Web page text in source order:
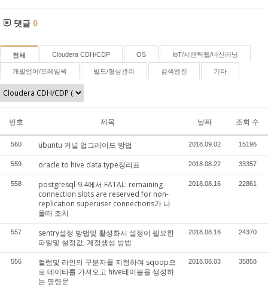
댓글 0
전체 Cloudera CDH/CDP OS IoT/시맨틱웹/머신러닝
개발언어/프레임웍 빌드/형상관리 검색엔진 기타
번호 제목 날짜 조회 수
560 ubuntu 커널 업그레이드 방법 2018.09.02 15196
559 oracle to hive data type정리표 2018.08.22 33357
558
postgresql-9.4에서 FATAL: remaining
connection slots are reserved for non-
replication superuser connections가 나
올때 조치
2018.08.16 22861
557
sentry설정 방법및 활성화시 설정이 필요한
파일및 설정값, 계정생성 방법
2018.08.16 24370
556
컬럼및 라인의 구분자를 지정하여 sqoop으
로 데이타를 가져오고 hive테이블을 생성하
는 명령문
2018.08.03 35858